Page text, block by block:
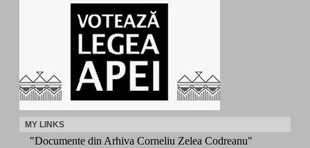
MY LINKS
"Documente din Arhiva Corneliu Zelea Codreanu"